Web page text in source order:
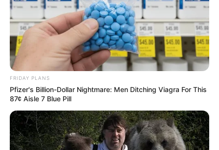
FRIDAY PLANS
Pfizer's Billion-Dollar Nightmare: Men Ditching Viagra For This
87¢ Aisle 7 Blue Pill